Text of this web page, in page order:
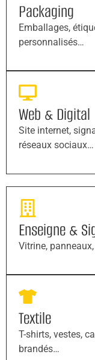
Packaging
Emballages,
personnalisés…
Web & Digital
Site internet,
réseaux sociaux…
Enseigne &
Vitrine,
Textile
T-shirts, vestes,
brandés…